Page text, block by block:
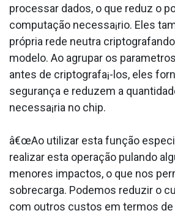
processar dados, o que reduz o
computação necessa¡rio. Eles
própria rede neutra
modelo. Ao agrupar os
antes de criptografa¡-los, eles
segurança e reduzem a
necessa¡ria no chip.
â€œAo utilizar esta função
realizar esta operação pulando
menores impactos, o que nos
sobrecarga. Podemos reduzir o
com outros custos em termos de